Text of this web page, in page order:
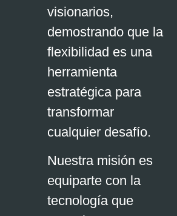
visionarios,
demostrando que la
flexibilidad es una
herramienta
estratégica para
transformar
cualquier desafío.
Nuestra misión es
equiparte con la
tecnología que